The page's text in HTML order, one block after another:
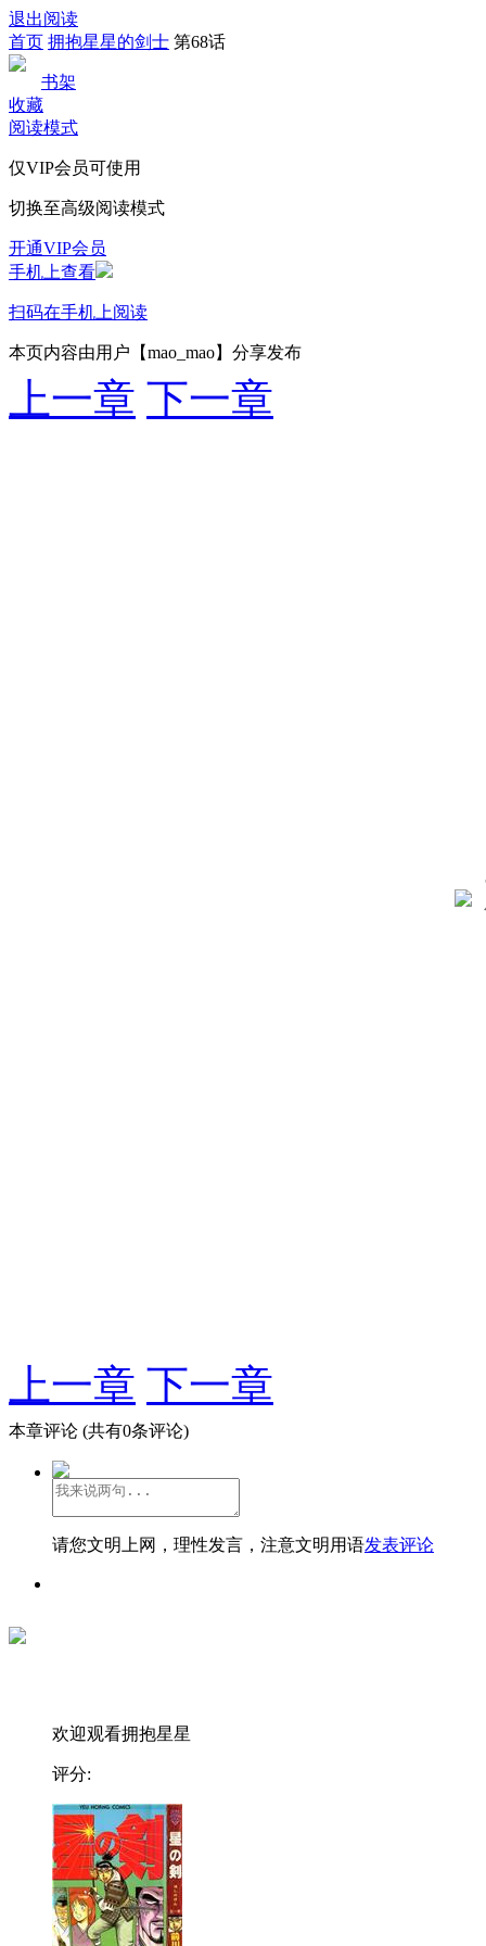
退出阅读
首页 拥抱星星的剑士 第68话
书架
收藏
阅读模式
仅VIP会员可使用
切换至高级阅读模式
开通VIP会员
手机上查看
扫码在手机上阅读
本页内容由用户【mao_mao】分享发布
上一章 下一章
上一章 下一章
本章评论 (共有0条评论)
请您文明上网，理性发言，注意文明用语发表评论
欢迎观看拥抱星星
评分: